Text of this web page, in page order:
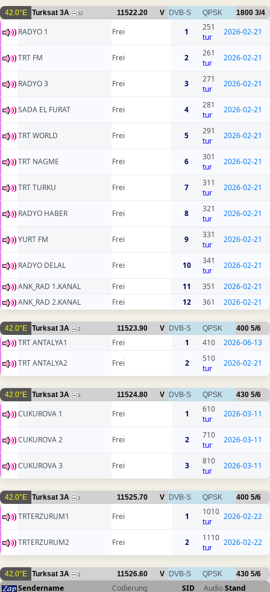
42.0°E Turksat 3A 12 11522.20 V DVB-S QPSK 1800 3/4
RADYO 1 Frei 1
251
tur
2026-02-21
TRT FM Frei 2
261
tur
2026-02-21
RADYO 3 Frei 3
271
tur
2026-02-21
SADA EL FURAT Frei 4
281
tur
2026-02-21
TRT WORLD Frei 5
291
tur
2026-02-21
TRT NAGME Frei 6
301
tur
2026-02-21
TRT TURKU Frei 7
311
tur
2026-02-21
RADYO HABER Frei 8
321
tur
2026-02-21
YURT FM Frei 9
331
tur
2026-02-21
RADYO DELAL Frei 10
341
tur
2026-02-21
ANK_RAD 1.KANAL Frei 11 351
2026-02-21
ANK_RAD 2.KANAL
Frei 12 361 2026-02-21
42.0°E Turksat 3A 2 11523.90 V DVB-S QPSK 400 5/6
TRT ANTALYA1 Frei 1 410
2026-06-13
TRT ANTALYA2
Frei 2
510
tur
2026-02-21
42.0°E Turksat 3A 3 11524.80 V DVB-S QPSK 430 5/6
CUKUROVA 1 Frei 1
610
tur
2026-03-11
CUKUROVA 2 Frei 2
710
tur
2026-03-11
CUKUROVA 3 Frei 3
810
tur
2026-03-11
42.0°E Turksat 3A 2 11525.70 V DVB-S QPSK 400 5/6
TRTERZURUM1 Frei 1
1010
tur
2026-02-22
TRTERZURUM2 Frei 2
1110
tur
2026-02-22
42.0°E Turksat 3A 2 11526.60 V DVB-S QPSK 430 5/6
Sendername Codierung SID AudioStand